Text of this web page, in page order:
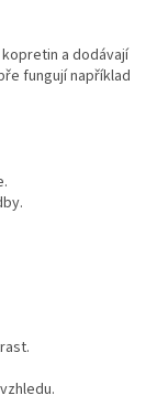
a dodávají
fungují například